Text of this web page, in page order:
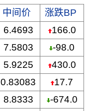
中间价
涨跌BP
6.4693
166.0
7.5803
-98.0
5.9225
430.0
0.83083
17.7
8.8333
-674.0